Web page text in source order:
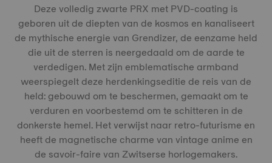
Deze volledig zwarte PRX met PVD-coating is
geboren uit de diepten van de kosmos en kanaliseert
de mythische energie van Grendizer, de eenzame held
die uit de sterren is neergedaald om de aarde te
verdedigen. Met zijn emblematische armband
weerspiegelt deze herdenkingseditie de reis van de
held: gebouwd om te beschermen, gemaakt om te
verduren en voorbestemd om te schitteren in de
donkerste hemel. Het verwijst naar retro-futurisme en
heeft de magnetische charme van vintage anime en
de savoir-faire van Zwitserse horlogemakers.